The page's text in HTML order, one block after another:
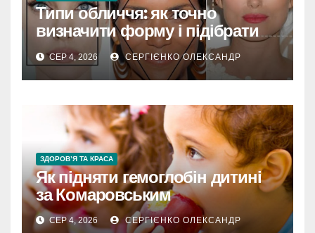
Типи обличчя: як точно
визначити форму і підібрати
стиль
СЕР 4, 2026 СЕРГІЄНКО ОЛЕКСАНДР
ЗДОРОВ’Я ТА КРАСА
Як підняти гемоглобін дитині
за Комаровським
СЕР 4, 2026 СЕРГІЄНКО ОЛЕКСАНДР